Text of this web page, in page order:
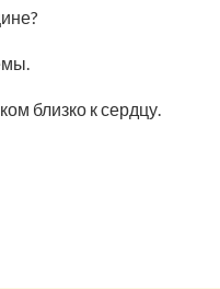
близко к сердцу.